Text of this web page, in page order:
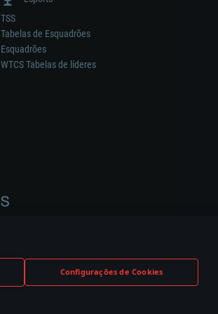
Configurações de Cookies
TSS
Tabelas de Esquadrões
Esquadrões
WTCS Tabelas de líderes